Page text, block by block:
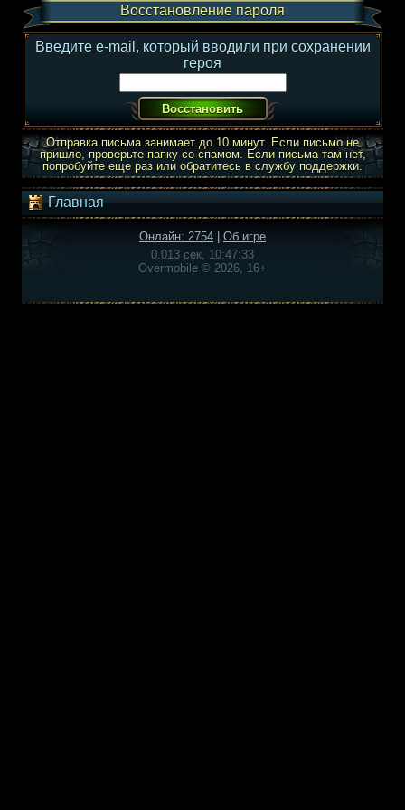
Восстановление пароля
Введите e-mail, который вводили при сохранении
героя
Отправка письма занимает до 10 минут. Если письмо не
пришло, проверьте папку со спамом. Если письма там нет,
попробуйте еще раз или обратитесь в службу поддержки.
Главная
Онлайн: 2754
Об игре
0.013 сек, 10:47:33
Overmobile © 2026, 16+